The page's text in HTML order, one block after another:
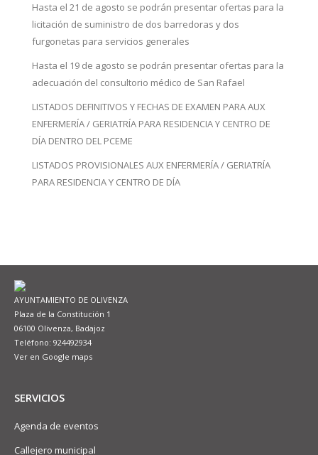
Hasta el 21 de agosto se podrán presentar ofertas para la
licitación de suministro de dos barredoras y dos
furgonetas para servicios generales
Hasta el 19 de agosto se podrán presentar ofertas para la
adecuación del consultorio médico de San Rafael
LISTADOS DEFINITIVOS Y FECHAS DE EXAMEN PARA AUX
ENFERMERÍA / GERIATRÍA PARA RESIDENCIA Y CENTRO DE
DÍA DENTRO DEL PCEME
LISTADOS PROVISIONALES AUX ENFERMERÍA / GERIATRÍA
PARA RESIDENCIA Y CENTRO DE DÍA
AYUNTAMIENTO DE OLIVENZA
Plaza de la Constitución 1
06100 Olivenza, Badajoz
Teléfono: 924492934
Ver en Google maps
SERVICIOS
Agenda de eventos
Callejero municipal